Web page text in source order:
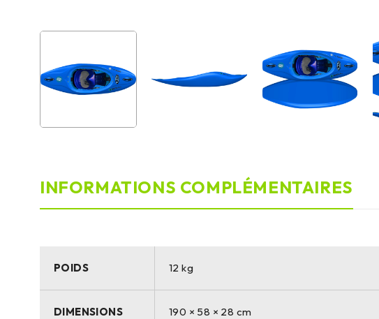
INFORMATIONS COMPLÉMENTAIRES
POIDS 12 kg
DIMENSIONS 190 × 58 × 28 cm